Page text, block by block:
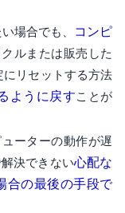
場合でも、
コンピ
クルまたは販売した
にリセットする方法
ように戻すことが
ーターの動作が遅
解決できない心配な
合の最後の手段で